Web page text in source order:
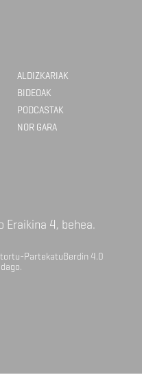
ALDIZKARIAK
BIDEOAK
PODCASTAK
NOR GARA
Eraikina 4, behea.
PartekatuBerdin 4.0